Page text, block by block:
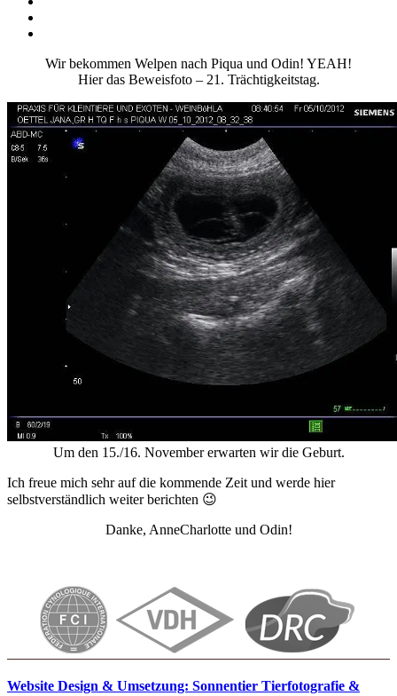
Wir bekommen Welpen nach Piqua und Odin! YEAH!
Hier das Beweisfoto – 21. Trächtigkeitstag.
Um den 15./16. November erwarten wir die Geburt.
Ich freue mich sehr auf die kommende Zeit und werde hier
selbstverständlich weiter berichten 😉
Danke, AnneCharlotte und Odin!
Website Design & Umsetzung: Sonnentier Tierfotografie &